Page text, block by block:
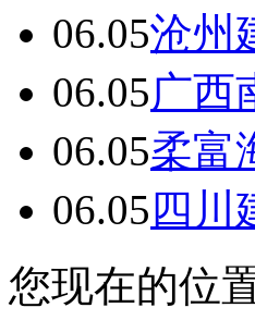
06.05沧州
06.05广西
06.05柔富
06.05 四川
您现在的位